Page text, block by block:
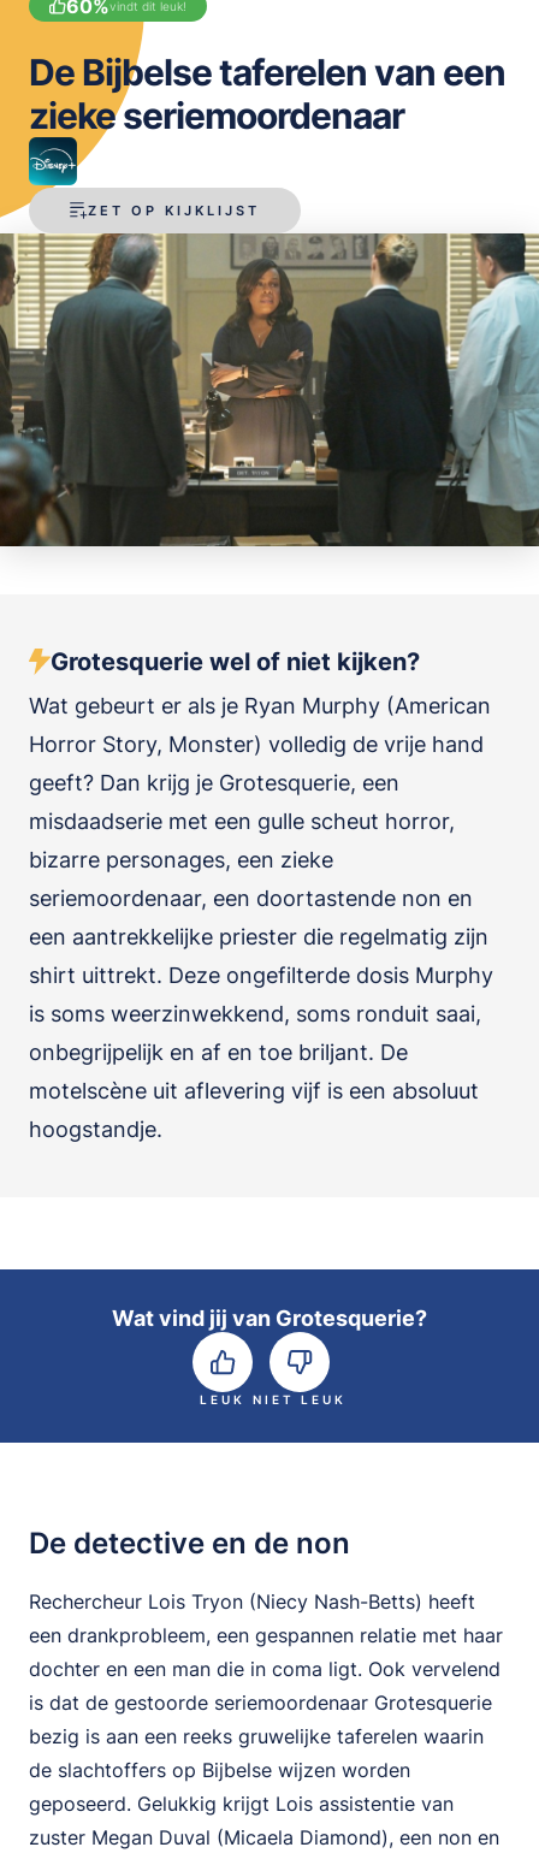
60%vindt dit leuk!
ZET OP KIJKLIJST
De Bijbelse taferelen van een
zieke seriemoordenaar
Grotesquerie wel of niet kijken?
Wat gebeurt er als je Ryan Murphy (American
Horror Story, Monster) volledig de vrije hand
geeft? Dan krijg je Grotesquerie, een
misdaadserie met een gulle scheut horror,
bizarre personages, een zieke
seriemoordenaar, een doortastende non en
een aantrekkelijke priester die regelmatig zijn
shirt uittrekt. Deze ongefilterde dosis Murphy
is soms weerzinwekkend, soms ronduit saai,
onbegrijpelijk en af en toe briljant. De
motelscène uit aflevering vijf is een absoluut
hoogstandje.
Wat vind jij van Grotesquerie?
LEUK NIET LEUK
De detective en de non
Rechercheur Lois Tryon (Niecy Nash-Betts) heeft
een drankprobleem, een gespannen relatie met haar
dochter en een man die in coma ligt. Ook vervelend
is dat de gestoorde seriemoordenaar Grotesquerie
bezig is aan een reeks gruwelijke taferelen waarin
de slachtoffers op Bijbelse wijzen worden
geposeerd. Gelukkig krijgt Lois assistentie van
zuster Megan Duval (Micaela Diamond), een non en